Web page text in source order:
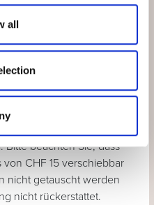
all
Doppelzimmer
Periode gerechnet.
und Wochenenden
die
freier Verfügbarkeit
Bitte beachten Sie, dass
CHF 15 verschiebbar
nicht getauscht werden
nicht rückerstattet.